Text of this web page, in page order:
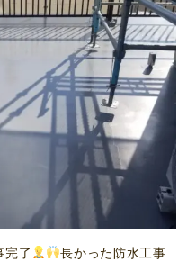
完了
長かった防水工事